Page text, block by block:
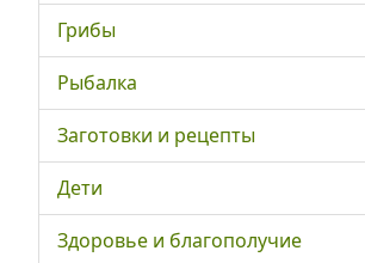
Грибы
Рыбалка
Заготовки и рецепты
Дети
Здоровье и благополучие